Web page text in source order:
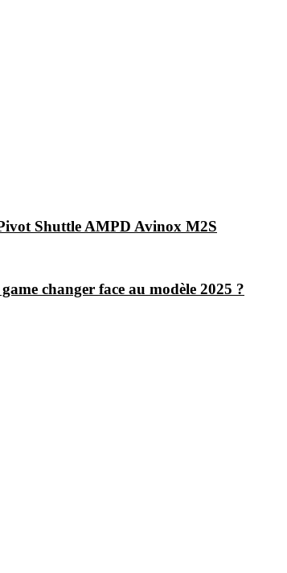
Shuttle AMPD Avinox M2S
changer face au modèle 2025 ?